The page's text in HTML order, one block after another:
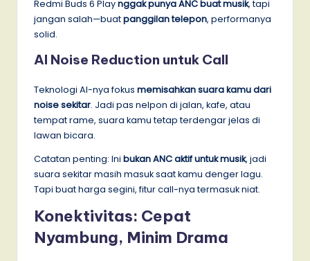
Redmi Buds 6 Playnggak punya ANC buat musik, tapi
jangan salah—buatpanggilan telepon, performanya
solid.
AI Noise Reduction untuk Call
Teknologi AI-nya fokus memisahkan suara kamu dari
noise sekitar. Jadi pas nelpon di jalan, kafe, atau
tempat rame, suara kamu tetap terdengar jelas di
lawan bicara.
Catatan penting: Ini bukan ANC aktif untuk musik, jadi
suara sekitar masih masuk saat kamu denger lagu.
Tapi buat harga segini, fitur call-nya termasuk niat.
Konektivitas: Cepat
Nyambung, Minim Drama